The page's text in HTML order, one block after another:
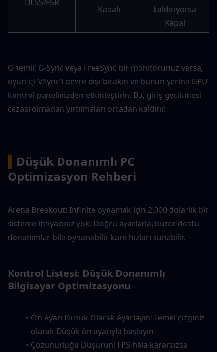
DLSS/FSR
Kapalı
kaldırıyorsa
Kapalı
Önemli: G-Sync veya FreeSync bir monitörünüz varsa,
oyun içi VSync'i devre dışı bırakın ve bunun yerine GPU
kontrol panelinizden etkinleştirin. Bu, giriş gecikmesi
cezası olmadan yırtılmaları ortadan kaldırır.
Düşük Donanımlı PC
Optimizasyon Rehberi
Arena Breakout: Infinite oynamak için 2.000 dolarlık bir
sisteme ihtiyacınız yok. Doğru ayarlarla, bütçe dostu
donanımlar bile oynanabilir kare hızları sunabilir.
Kontrol Listesi: Düşük Donanımlı
Bilgisayar Optimizasyonu
Ön Ayarı Düşük Olarak Ayarlayın: Temel çizginiz
olarak Düşük ön ayarıyla başlayın.
Çözünürlüğü Düşürün: FPS hala kararsızsa